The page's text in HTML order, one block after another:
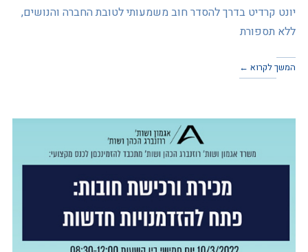
יונט קרדיט בדרך להסדר חוב משמעותי לטובת החברה והנושים,
ללא תספורת
המשך לקרוא ←